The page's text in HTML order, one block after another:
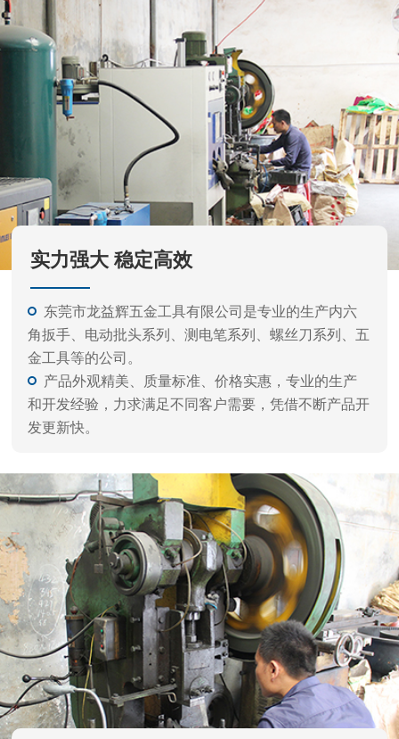
实力强大 稳定高效
东莞市龙益辉五金工具有限公司是专业的生产内六
角扳手、电动批头系列、测电笔系列、螺丝刀系列、五
金工具等的公司。
产品外观精美、质量标准、价格实惠，专业的生产
和开发经验，力求满足不同客户需要，凭借不断产品开
发更新快。